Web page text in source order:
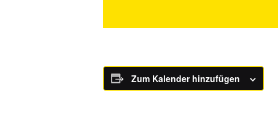
Zum Kalender hinzufügen